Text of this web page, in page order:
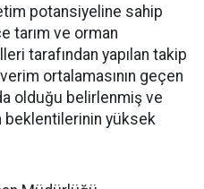
potansiyeline sahip
tarım ve orman
tarafından yapılan takip
ortalamasının geçen
olduğu belirlenmiş ve
beklentilerinin yüksek